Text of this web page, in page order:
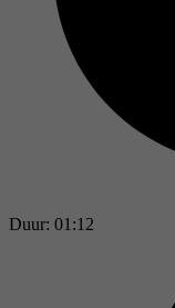
Duur: 01:12